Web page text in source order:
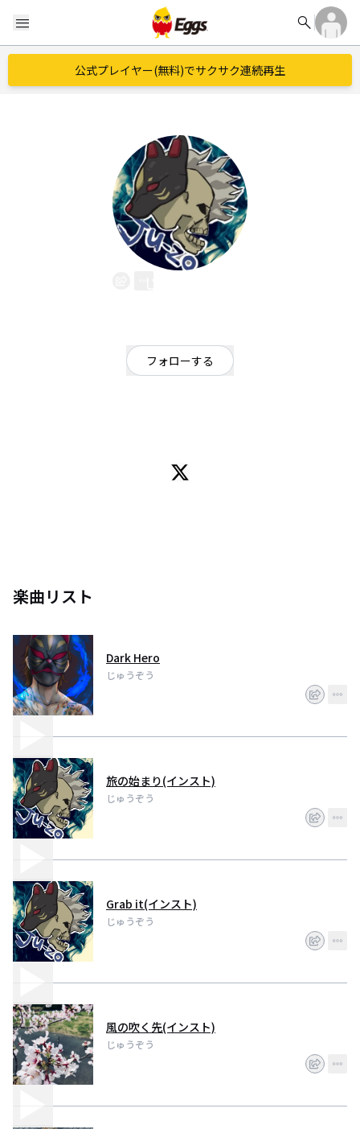
menu search
公式プレイヤー(無料)でサクサク連続再生
フォローする
楽曲リスト
Dark Hero
じゅうぞう
旅の始まり(インスト)
じゅうぞう
Grab it(インスト)
じゅうぞう
風の吹く先(インスト)
じゅうぞう